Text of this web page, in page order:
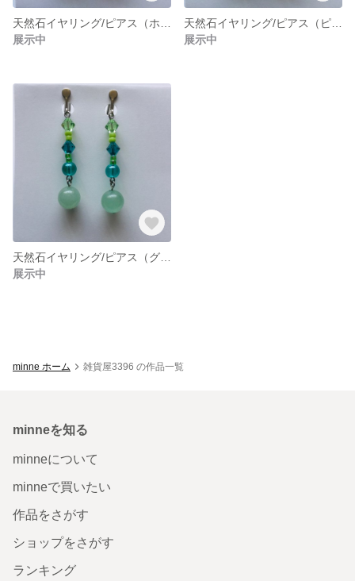
展示中
展示中
展示中
minne ホーム 雑貨屋3396 の作品一覧
minneを知る
minneについて
minneで買いたい
作品をさがす
ショップをさがす
ランキング